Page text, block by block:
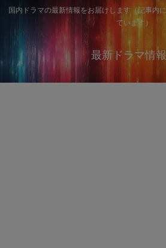
国内ドラマの最新情報をお届けします（記事内
ています）
最新ドラマ情